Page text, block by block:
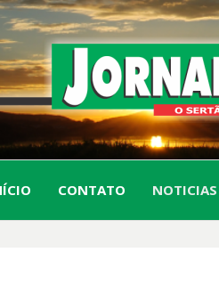
CONTATO NOTICIAS